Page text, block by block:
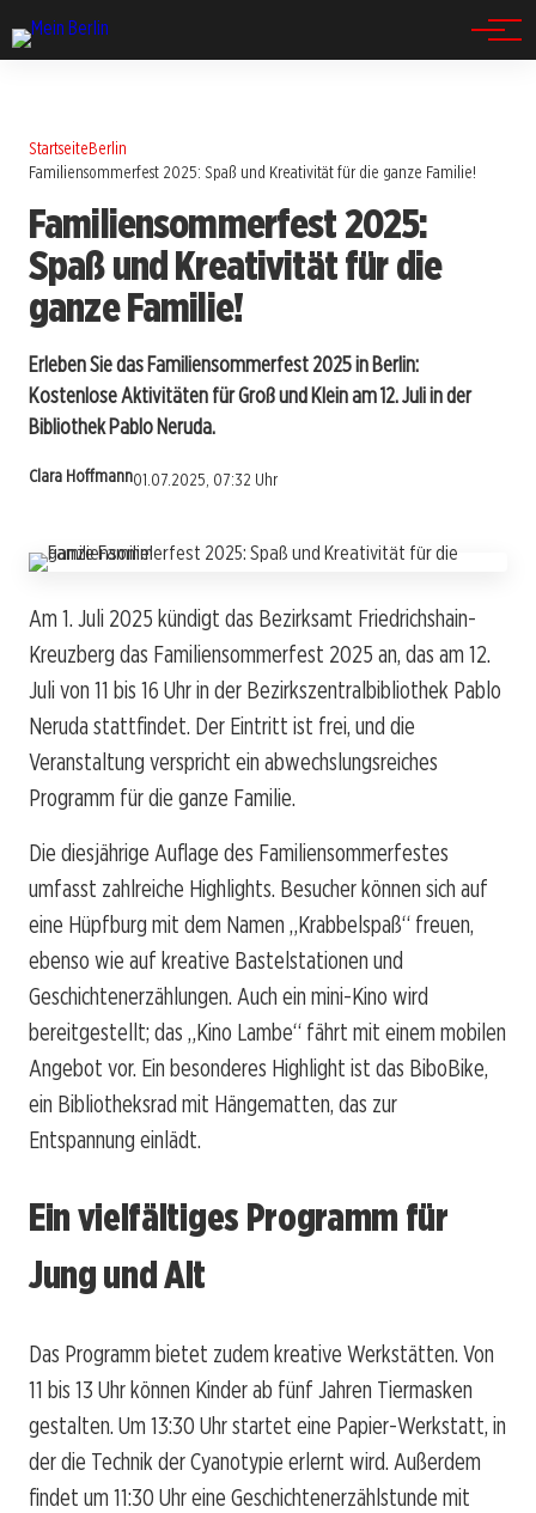
StartseiteBerlin
Familiensommerfest 2025: Spaß und Kreativität für die ganze Familie!
Familiensommerfest 2025:
Spaß und Kreativität für die
ganze Familie!
Erleben Sie das Familiensommerfest 2025 in Berlin:
Kostenlose Aktivitäten für Groß und Klein am 12. Juli in der
Bibliothek Pablo Neruda.
Clara Hoffmann01.07.2025, 07:32 Uhr
Am 1. Juli 2025 kündigt das Bezirksamt Friedrichshain-
Kreuzberg das Familiensommerfest 2025 an, das am 12.
Juli von 11 bis 16 Uhr in der Bezirkszentralbibliothek Pablo
Neruda stattfindet. Der Eintritt ist frei, und die
Veranstaltung verspricht ein abwechslungsreiches
Programm für die ganze Familie.
Die diesjährige Auflage des Familiensommerfestes
umfasst zahlreiche Highlights. Besucher können sich auf
eine Hüpfburg mit dem Namen „Krabbelspaß“ freuen,
ebenso wie auf kreative Bastelstationen und
Geschichtenerzählungen. Auch ein mini-Kino wird
bereitgestellt; das „Kino Lambe“ fährt mit einem mobilen
Angebot vor. Ein besonderes Highlight ist das BiboBike,
ein Bibliotheksrad mit Hängematten, das zur
Entspannung einlädt.
Ein vielfältiges Programm für
Jung und Alt
Das Programm bietet zudem kreative Werkstätten. Von
11 bis 13 Uhr können Kinder ab fünf Jahren Tiermasken
gestalten. Um 13:30 Uhr startet eine Papier-Werkstatt, in
der die Technik der Cyanotypie erlernt wird. Außerdem
findet um 11:30 Uhr eine Geschichtenerzählstunde mit